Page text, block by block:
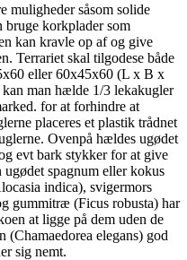
muligheder såsom solide
bruge korkplader som
kan kravle op af og give
Terrariet skal tilgodese både
eller 60x45x60 (L x B x
man hælde 1/3 lekakugler
for at forhindre at
placeres et plastik trådnet
Ovenpå hældes ugødet
evt bark stykker for at give
ugødet spagnum eller kokus
indica), svigermors
gummitræ (Ficus robusta) har
at ligge på dem uden de
(Chamaedorea elegans) god
sig nemt.